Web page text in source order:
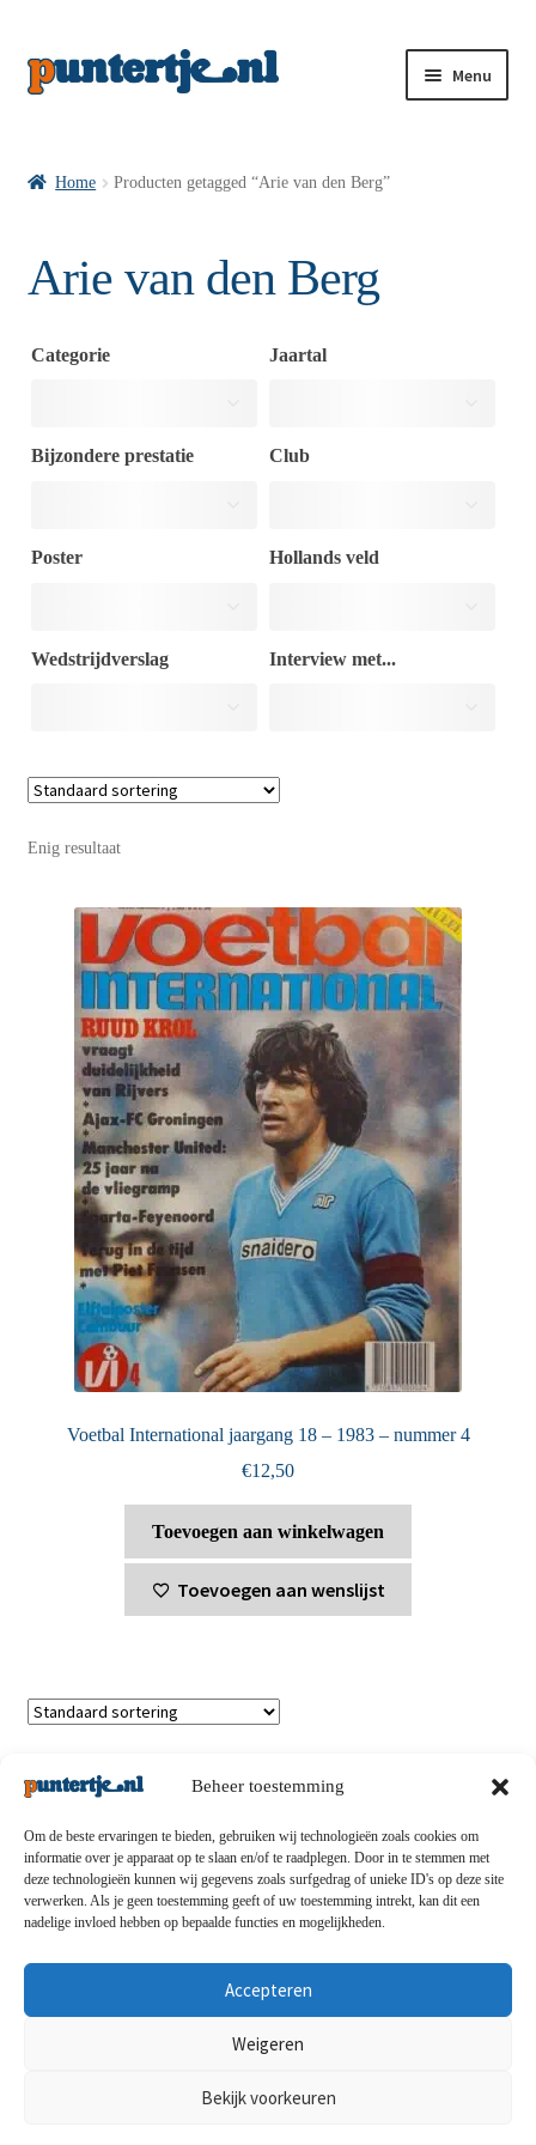
Beheer toestemming
Om de beste ervaringen te bieden, gebruiken wij technologieën zoals cookies om
informatie over je apparaat op te slaan en/of te raadplegen. Door in te stemmen met
deze technologieën kunnen wij gegevens zoals surfgedrag of unieke ID's op deze site
verwerken. Als je geen toestemming geeft of uw toestemming intrekt, kan dit een
nadelige invloed hebben op bepaalde functies en mogelijkheden.
Accepteren
Weigeren
Bekijk voorkeuren
Menu
Home Producten getagged “Arie van den Berg”
Arie van den Berg
Categorie Jaartal
Bijzondere prestatie Club
Poster Hollands veld
Wedstrijdverslag Interview met...
Enig resultaat
Voetbal International jaargang 18 – 1983 – nummer 4
€12,50
Toevoegen aan winkelwagen
Toevoegen aan wenslijst
Privacybeleid-Verzending en retouren-Algemene
voorwaarden-Disclaimert-Betaalmethoden-Over ons
Contact